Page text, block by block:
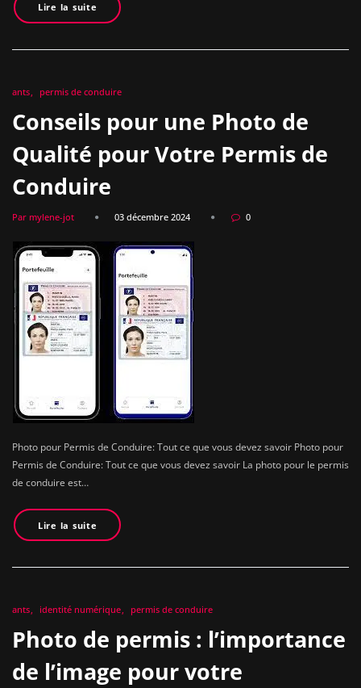
Lire la suite
ants permis de conduire
Conseils pour une Photo de
Qualité pour Votre Permis de
Conduire
Par mylene-jot 03 décembre 2024 0
Photo pour Permis de Conduire: Tout ce que vous devez savoir Photo pour
Permis de Conduire: Tout ce que vous devez savoir La photo pour le permis
de conduire est…
Lire la suite
ants identité numérique permis de conduire
Photo de permis : l’importance
de l’image pour votre